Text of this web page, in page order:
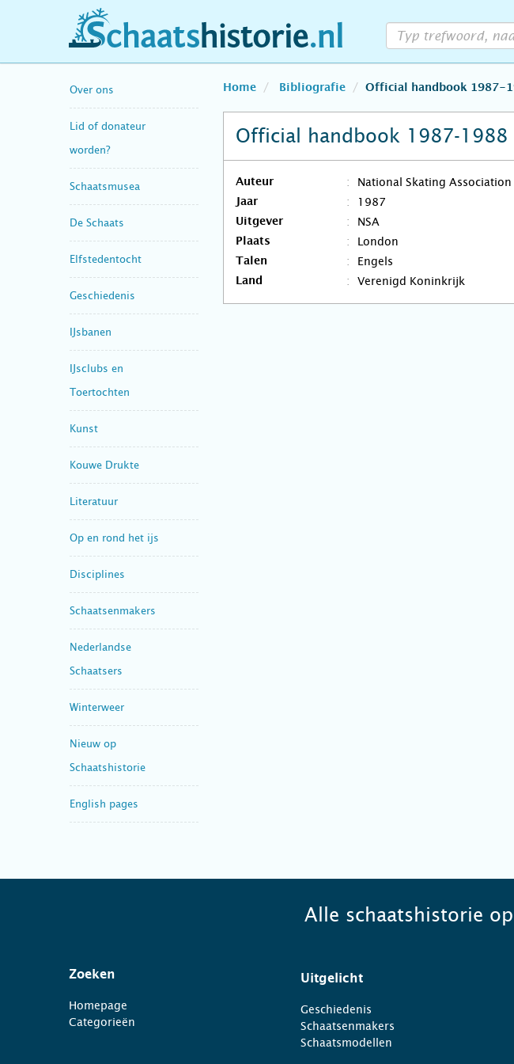
schaatshistorie.nl
Over ons
Lid of donateur
worden?
Schaatsmusea
De Schaats
Elfstedentocht
Geschiedenis
IJsbanen
IJsclubs en
Toertochten
Kunst
Kouwe Drukte
Literatuur
Op en rond het ijs
Disciplines
Schaatsenmakers
Nederlandse
Schaatsers
Winterweer
Nieuw op
Schaatshistorie
English pages
Home Bibliografie Official handbook 1987-
Official handbook 1987-1988
Auteur National Skating
Jaar 1987
Uitgever NSA
Plaats London
Talen Engels
Land Verenigd Koninkrijk
Alle schaatshistorie
Zoeken
Homepage
Categorieën
Uitgelicht
Geschiedenis
Schaatsenmakers
Schaatsmodellen